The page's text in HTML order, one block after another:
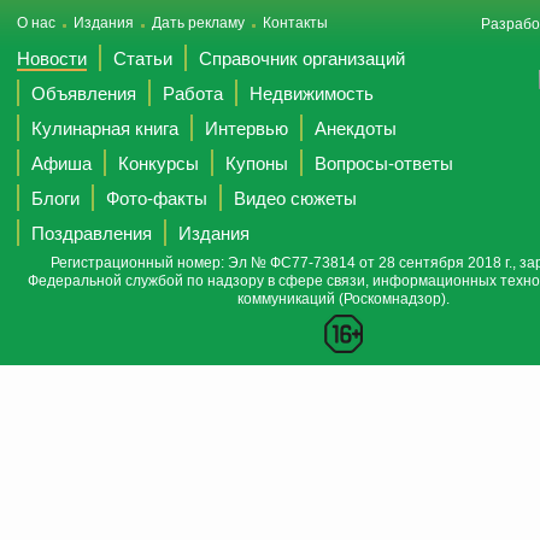
О нас Издания Дать рекламу Контакты
Новости Статьи
Справочник организаций
Объявления
Работа
Недвижимость
Кулинарная книга
Интервью
Анекдоты
Афиша
Конкурсы Купоны
Вопросы-ответы
Блоги
Фото-факты
Видео сюжеты
Поздравления
Издания
Регистрационный номер: Эл № ФС77-73814 от 28 сентября 2018 г.,
Федеральной службой по надзору в сфере связи, информационных
коммуникаций (Роскомнадзор).